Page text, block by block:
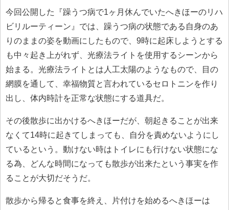
今回公開した『躁うつ病で1ヶ月休んでいたへきほーのリハ
ビリルーティーン』では、躁うつ病の状態である自身のあ
りのままの姿を動画にしたもので、9時に起床しようとする
も中々起き上がれず、光療法ライトを使用するシーンから
始まる。光療法ライトとは人工太陽のようなもので、目の
網膜を通して、幸福物質と言われているセロトニンを作り
出し、体内時計を正常な状態にする道具だ。
その後散歩に出かけるへきほーだが、朝起きることが出来
なくて14時に起きてしまっても、自分を責めないようにし
ているという。動けない時はトイレにも行けない状態にな
る為、どんな時間になっても散歩が出来たという事実を作
ることが大切だそうだ。
散歩から帰ると食事を終え、片付けを始めるへきほーは